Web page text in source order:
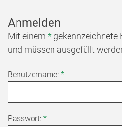
Anmelden
Mit einem * gekennzeichnete
und müssen ausgefüllt
Benutzername: *
Passwort: *